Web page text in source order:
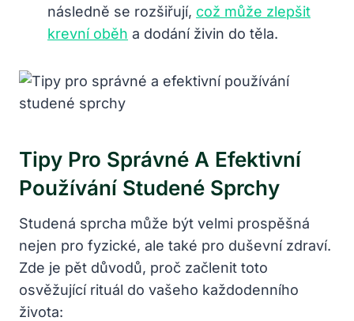
následně se rozšiřují, což může zlepšit
krevní oběh a dodání živin do těla.
Tipy Pro Správné A Efektivní
Používání Studené Sprchy
Studená sprcha může být velmi prospěšná
nejen pro fyzické, ale také pro duševní zdraví.
Zde je pět důvodů, proč začlenit toto
osvěžující rituál do vašeho každodenního
života: